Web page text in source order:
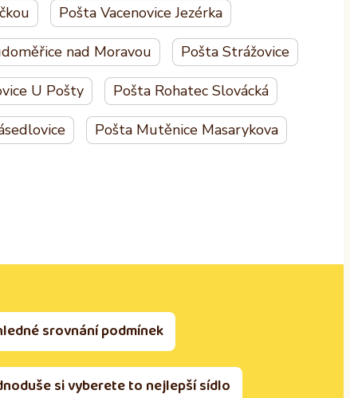
Pošta Vacenovice Jezérka
nad Moravou Pošta Strážovice
U Pošty Pošta Rohatec Slovácká
Pošta Mutěnice Masarykova
srovnání podmínek
si vyberete to nejlepší sídlo